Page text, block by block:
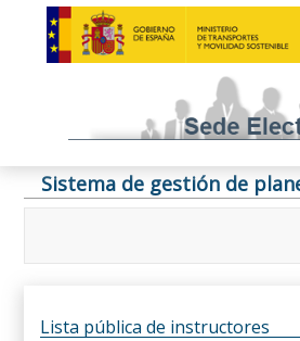
Sistema de gestión de
Lista pública de instructores